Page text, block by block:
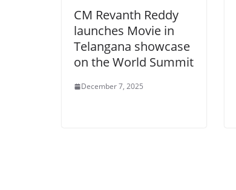
CM Revanth Reddy
launches Movie in
Telangana showcase
on the World Summit
December 7, 2025